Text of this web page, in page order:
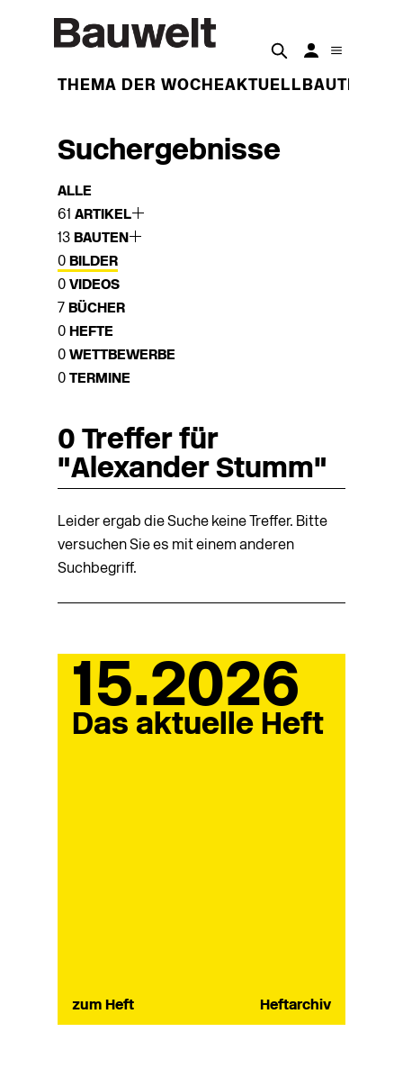
THEMA DER WOCHEAKTUELL BAUTEN
Suchergebnisse
ALLE
61 ARTIKEL
13 BAUTEN
0 BILDER
0 VIDEOS
7 BÜCHER
0 HEFTE
0 WETTBEWERBE
0 TERMINE
0 Treffer für
"Alexander Stumm"
Leider ergab die Suche keine Treffer. Bitte
versuchen Sie es mit einem anderen
Suchbegriff.
15.2026
Das aktuelle Heft
zum Heft Heftarchiv